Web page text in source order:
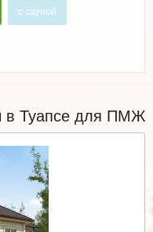
с сауной
в Туапсе для ПМЖ